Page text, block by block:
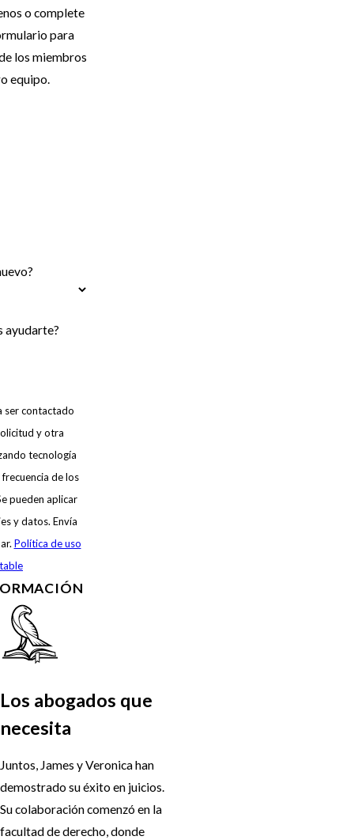
o complete
para
los miembros
equipo.
ayudarte?
ser contactado
y otra
tecnología
de los
pueden aplicar
y datos. Envía
Política de uso
Los abogados que
necesita
Juntos, James y Veronica han
demostrado su éxito en juicios.
Su colaboración comenzó en la
facultad de derecho, donde